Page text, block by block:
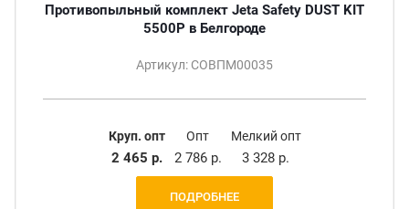
Противопыльный комплект Jeta Safety DUST KIT
5500P в Белгороде
Артикул: СОВПМ00035
Круп. опт
2 465 р.
Опт
2 786 р.
Мелкий опт
3 328 р.
ПОДРОБНЕЕ